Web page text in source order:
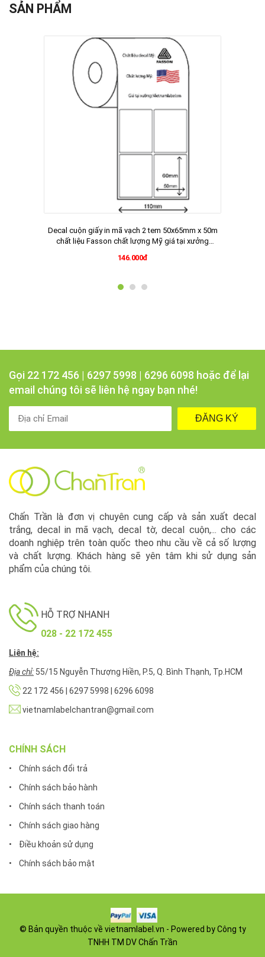
SẢN PHẨM
Decal cuộn giấy in mã vạch 2 tem 50x65mm x 50m
chất liệu Fasson chất lượng Mỹ giá tại xưởng
146.000đ
Gọi 22 172 456 | 6297 5998 | 6296 6098 hoặc để lại
email chúng tôi sẽ liên hệ ngay bạn nhé!
ĐĂNG KÝ
Chấn Trần là đơn vị chuyên cung cấp và sản xuất decal
trắng, decal in mã vạch, decal tờ, decal cuộn,... cho các
doanh nghiệp trên toàn quốc theo nhu cầu về cả số lượng
và chất lượng. Khách hàng sẽ yên tâm khi sử dụng sản
phẩm của chúng tôi.
HỖ TRỢ NHANH
028 - 22 172 455
Liên hệ:
Địa chỉ: 55/15 Nguyễn Thượng Hiền, P.5, Q. Bình Thạnh, Tp.HCM
22 172 456 | 6297 5998 | 6296 6098
vietnamlabelchantran@gmail.com
CHÍNH SÁCH
• Chính sách đổi trả
• Chính sách bảo hành
• Chính sách thanh toán
• Chính sách giao hàng
• Điều khoản sử dụng
• Chính sách bảo mật
© Bản quyền thuộc về vietnamlabel.vn - Powered by Công ty
TNHH TM DV Chấn Trần